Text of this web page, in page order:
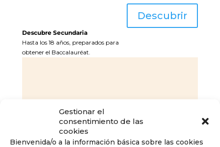
Gestionar el
consentimiento de las
cookies
Bienvenida/o a la información básica sobre las cookies
Descubrir
Descubre Secundaria
Hasta los 18 años, preparados para
obtener el Baccalauréat.